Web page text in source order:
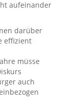
aufeinander
darüber
effizient
müsse
auch